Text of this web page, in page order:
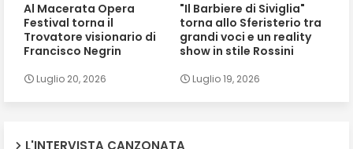
Al Macerata Opera
Festival torna il
Trovatore visionario di
Francisco Negrin
Luglio 20, 2026
"Il Barbiere di Siviglia"
torna allo Sferisterio tra
grandi voci e un reality
show in stile Rossini
Luglio 19, 2026
L'INTERVISTA CANZONATA